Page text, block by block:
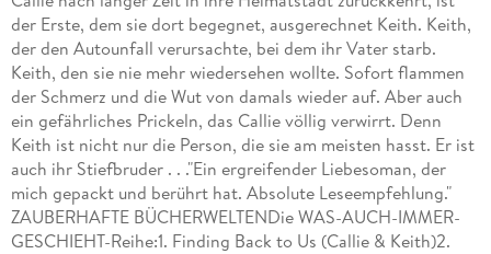
der Erste, dem sie dort begegnet, ausgerechnet Keith. Keith,
der den Autounfall verursachte, bei dem ihr Vater starb.
Keith, den sie nie mehr wiedersehen wollte. Sofort flammen
der Schmerz und die Wut von damals wieder auf. Aber auch
ein gefährliches Prickeln, das Callie völlig verwirrt. Denn
Keith ist nicht nur die Person, die sie am meisten hasst. Er ist
auch ihr Stiefbruder . . ."Ein ergreifender Liebesoman, der
mich gepackt und berührt hat. Absolute Leseempfehlung."
ZAUBERHAFTE BÜCHERWELTENDie WAS-AUCH-IMMER-
GESCHIEHT-Reihe:1. Finding Back to Us (Callie & Keith)2.